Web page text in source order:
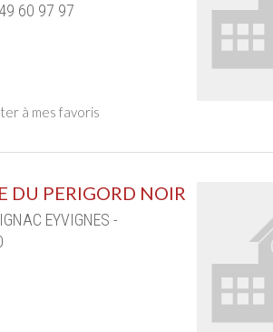
60 97 97
à mes favoris
DU PERIGORD NOIR
EYVIGNES -